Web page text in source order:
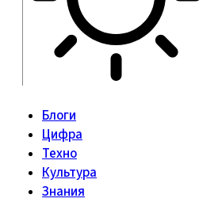
Блоги
Цифра
Техно
Культура
Знания